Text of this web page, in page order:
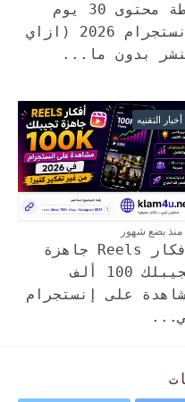
خطة محتوى 30 يوم
لإنستجرام 2026 (ازاي
بدون ما...
أخبار التقنيه
منذ بضع شهور
أفكار Reels جاهزة
تجيبلك 100 ألف
على إنستجرام